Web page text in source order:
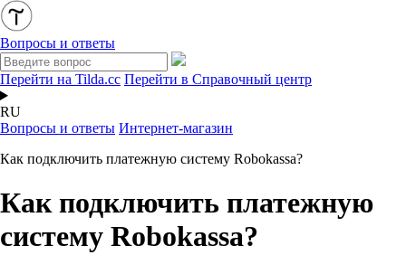
Вопросы и ответы
Перейти на Tilda.cc Перейти в Справочный центр
RU
Вопросы и ответы Интернет-магазин
Как подключить платежную систему Robokassa?
Как подключить платежную
систему Robokassa?